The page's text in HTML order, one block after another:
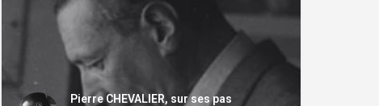
Pierre CHEVALIER, sur ses pas